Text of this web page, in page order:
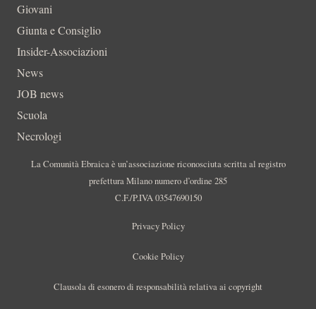
Giovani
Giunta e Consiglio
Insider-Associazioni
News
JOB news
Scuola
Necrologi
La Comunità Ebraica è un’associazione riconosciuta scritta al registro
prefettura Milano numero d’ordine 285
C.F./P.IVA 03547690150
Privacy Policy
Cookie Policy
Clausola di esonero di responsabilità relativa ai copyright